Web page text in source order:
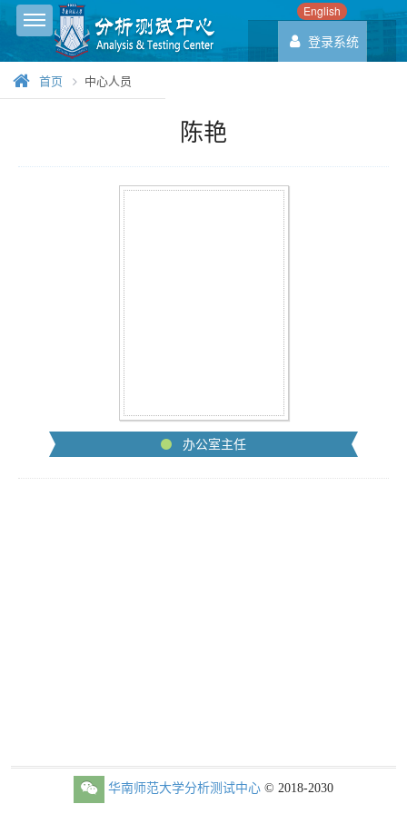
Toggle sidebar English
登录系统
首页 中心人员
陈艳
办公室主任
华南师范大学分析测试中心 © 2018-2030